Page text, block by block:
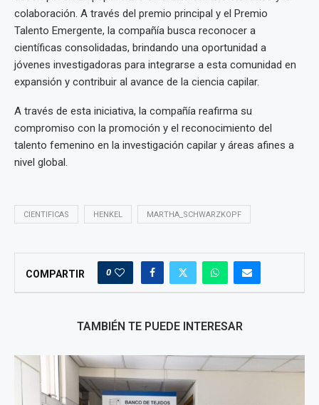
colaboración. A través del premio principal y el Premio
Talento Emergente, la compañía busca reconocer a
científicas consolidadas, brindando una oportunidad a
jóvenes investigadoras para integrarse a esta comunidad en
expansión y contribuir al avance de la ciencia capilar.
A través de esta iniciativa, la compañía reafirma su
compromiso con la promoción y el reconocimiento del
talento femenino en la investigación capilar y áreas afines a
nivel global.
CIENTIFICAS HENKEL MARTHA_SCHWARZKOPF
COMPARTIR 0
TAMBIÉN TE PUEDE INTERESAR